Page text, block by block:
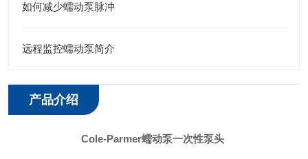
如何减少蠕动泵脉冲
远程监控蠕动泵简介
产品介绍
Cole-Parmer蠕动泵一次性泵头